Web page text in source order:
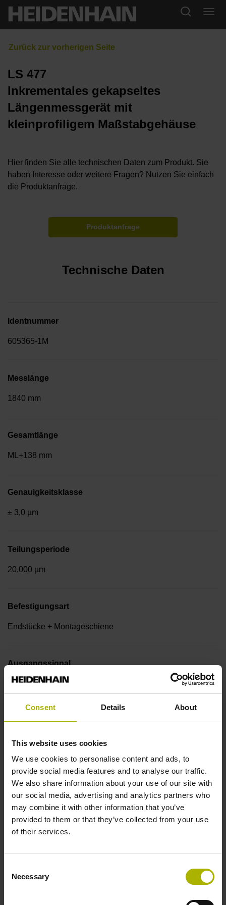
Consent Details About
This website uses cookies
We use cookies to personalise content and ads, to
provide social media features and to analyse our traffic.
We also share information about your use of our site with
our social media, advertising and analytics partners who
may combine it with other information that you’ve
provided to them or that they’ve collected from your use
of their services.
Selection
Necessary
LS 477
Inkrementales gekapseltes
Längenmessgerät mit
kleinprofiligem Maßstabgehäuse
Hier finden Sie alle technischen Daten zum Produkt. Sie
haben Interesse oder weitere Fragen? Nutzen Sie einfach
die Produktanfrage.
Produktanfrage
Technische Daten
Identnummer
605365-1M
Messlänge
1840 mm
Gesamtlänge
ML+138 mm
Genauigkeitsklasse
± 3,0 µm
Teilungsperiode
20,000 µm
Befestigungsart
Endstücke + Montageschiene
Ausgangssignal
Rechtecksignale, TTL-Pegel mit 10-fach Interpolation
Referenzmarkenlage
Abstand 45 mm vom Beginn der Messlänge
Weitere Referenzmarken
Abstand 45 mm vom Ende der Messlänge
Referenzimpulsbreite
90°